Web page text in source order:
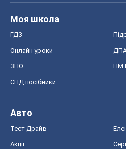
Моя школа
ГДЗ
Онлайн уроки
ЗНО
СНД посібники
Авто
Тест Драйв
Акції